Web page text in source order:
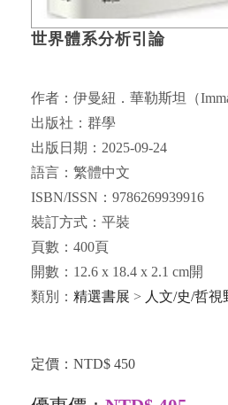
世界體系分析引論
作者：伊曼紐．華勒斯坦（
出版社：群學
出版日期：2025-09-24
語言：繁體中文
ISBN/ISSN：9786269939916
裝訂方式：平裝
頁數：400頁
開數：12.6 x 18.4 x 2.1 cm開
類別： 精選書展 > 人文/史/哲視
定價：NTD$ 450